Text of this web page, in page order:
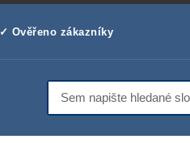
✓ Ověřeno zákazníky